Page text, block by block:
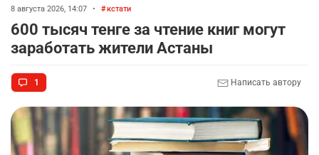
8 августа 2026, 14:07 • кстати
600 тысяч тенге за чтение книг могут
заработать жители Астаны
1 Написать автору